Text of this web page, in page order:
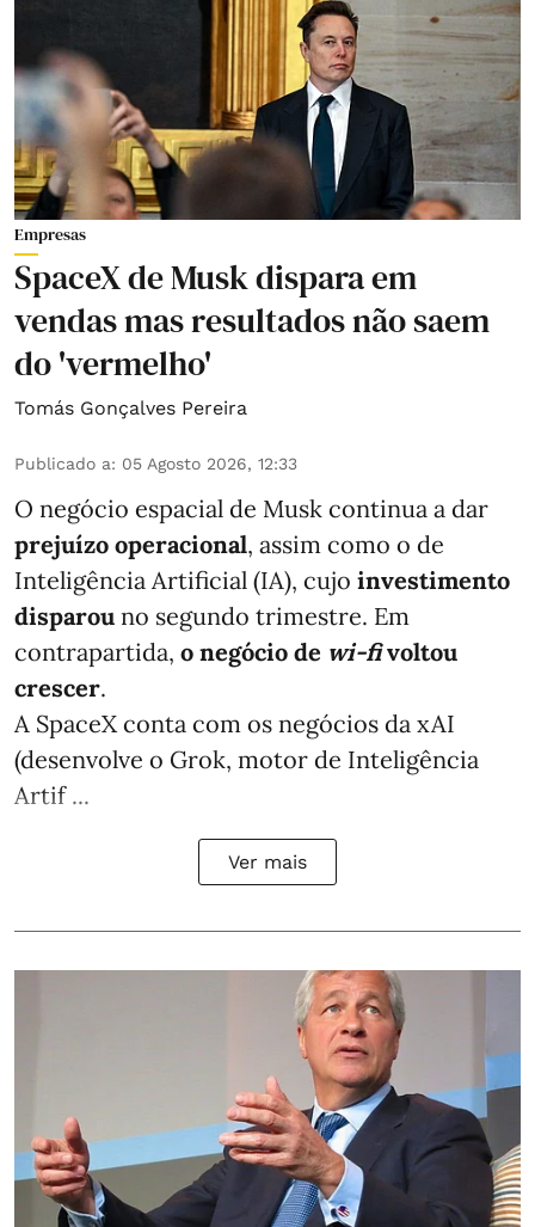
Empresas
SpaceX de Musk dispara em
vendas mas resultados não saem
do 'vermelho'
Tomás Gonçalves Pereira
Publicado a: 05 Agosto 2026, 12:33
O negócio espacial de Musk continua a dar
prejuízo operacional, assim como o de
Inteligência Artificial (IA), cujo investimento
disparou no segundo trimestre. Em
contrapartida, o negócio de wi-fivoltou
crescer.
A SpaceX conta com os negócios da xAI
(desenvolve o Grok, motor de Inteligência
Artif ...
Ver mais